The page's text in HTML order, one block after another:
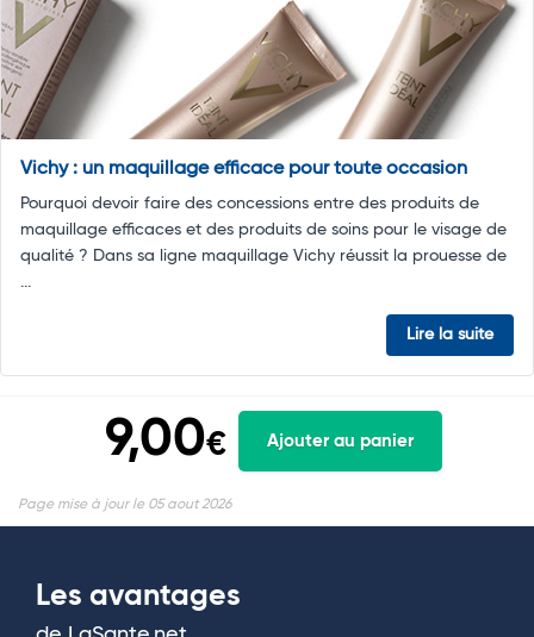
Vichy : un maquillage efficace pour toute occasion
Pourquoi devoir faire des concessions entre des produits de
maquillage efficaces et des produits de soins pour le visage de
qualité ? Dans sa ligne maquillage Vichy réussit la prouesse de
...
Lire la suite
9,00€ Ajouter au panier
Page mise à jour le 05 aout 2026
Les avantages